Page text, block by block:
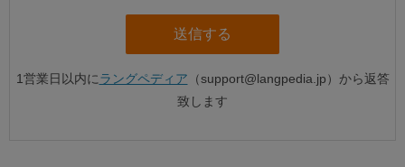
1営業日以内にラングペディア （support@langpedia.jp）から返答
致します